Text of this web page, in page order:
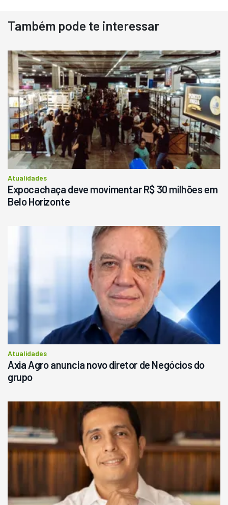
Destaque
Usado
Pá Carregadeira Cat 966
Ano 1987
Londrina
R$ 145.000
Consultar
Também pode te interessar
Atualidades
Expocachaça deve movimentar R$ 30 milhões em
Belo Horizonte
Atualidades
Axia Agro anuncia novo diretor de Negócios do
grupo